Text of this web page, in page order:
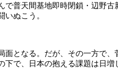
普天間基地即時閉鎖・辺野古
ぬこう。
となる。だが、その一方で、
で、日本の抱える課題は日